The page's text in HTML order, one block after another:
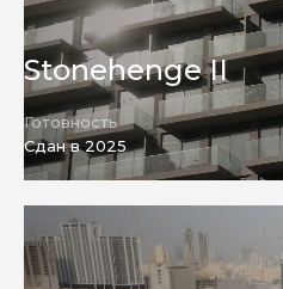
Stonehenge II
Готовность
Сдан в 2025